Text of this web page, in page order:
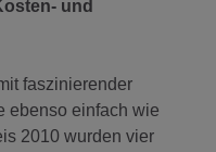
und
faszinierender
ebenso einfach wie
2010 wurden vier